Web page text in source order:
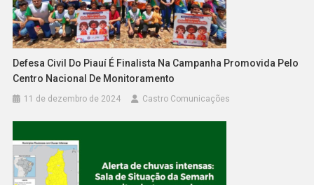
Defesa Civil Do Piauí É Finalista Na Campanha Promovida Pelo
Centro Nacional De Monitoramento
11 de dezembro de 2024 Castro Comunicações